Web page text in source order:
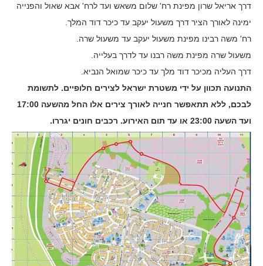
דרך אריאל שרון מפינת רח' שלום משאש ועד לרח' אבא שאול והפנייה
ימינה לאורך הציר דרך משעול יעקב עד כיכר דוד המלך.
רח' משה רבינו מפינת משעול יעקב עד משעול שרה.
משעול שרה מפינת משה רבנו עד לדרך בעלייה.
דרך העליה מכיכר דוד מלך עד כיכר שמואל הנביא.
התנועה תכוון על ידי משטרת ישראל לצירים חלופיים. לתשומת
לבכם, ללא תתאפשר חנייה לאורך צירים אלו החל מהשעה 17:00
ועד השעה 23:00 או עד תום האירוע. רכבים חונים יגררו.